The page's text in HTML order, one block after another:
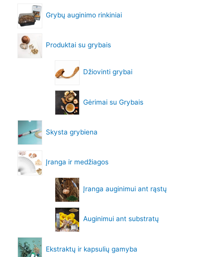
Grybų auginimo rinkiniai
Produktai su grybais
Džiovinti grybai
Gėrimai su Grybais
Skysta grybiena
Įranga ir medžiagos
Įranga auginimui ant rąstų
Auginimui ant substratų
Ekstraktų ir kapsulių gamyba